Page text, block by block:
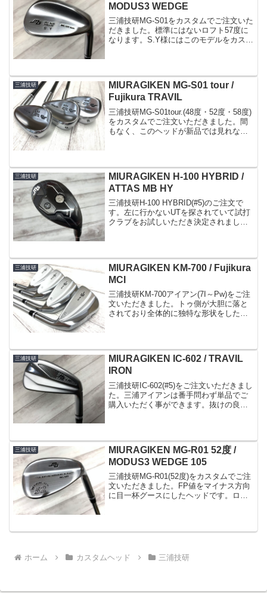
MODUS3 WEDGE
三浦技研MG-S01をカスタムでご注文いた
だきました。標準にはないロフト57度に
なります。S.Y様にはこのモデルをカスタ
ネ...
三浦技研
MIURAGIKEN MG-S01 tour /
Fujikura TRAVIL
三浦技研MG-S01tour.(48度・52度・58度)
をカスタムでご注文いただきました。間
もなく、このヘッドが新品では見れなく
三浦技研
MIURAGIKEN H-100 HYBRID /
ATTAS MB HY
三浦技研H-100 HYBRID(#5)のご注文で
す。左に行かないUTを探されていて試打
クラブをお試しいただき決定されまし
付いていた...
三浦技研
MIURAGIKEN KM-700 / Fujikura
MCI
三浦技研KM-700アイアン(7I～Pw)をご注
文いただきました。トゥ側が大胆に落と
されており全体的に独特な形状をしたア
ク...
三浦技研
MIURAGIKEN IC-602 / TRAVIL
IRON
三浦技研IC-602(#5)をご注文いただきまし
た。三浦アイアンは番手問わず単品でご
購入いただく事ができます。抜けの良い
三浦技研
MIURAGIKEN MG-R01 52度 /
MODUS3 WEDGE 105
三浦技研MG-R01(52度)をカスタムでご注
文いただきました。FP値をマイナス方向
に目一杯グースにしたヘッドです。ロフ
で...
ホーム カスタムヘッド 三浦技研